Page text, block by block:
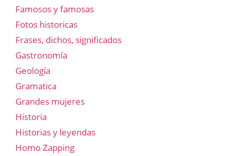
Famosos y famosas
Fotos historicas
Frases, dichos, significados
Gastronomía
Geología
Gramatica
Grandes mujeres
Historia
Historias y leyendas
Homo Zapping